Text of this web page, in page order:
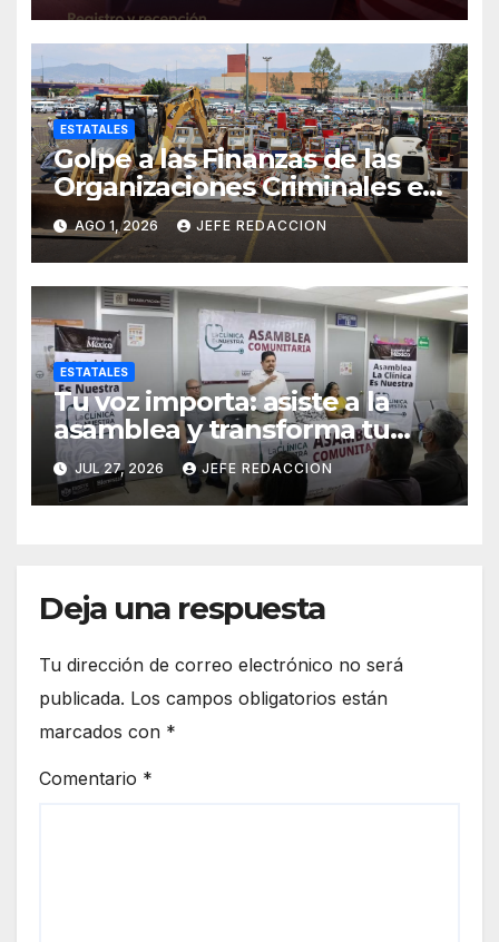
ESTATALES
Golpe a las Finanzas de las
Organizaciones Criminales en
Operativos
Interinstitucionales
AGO 1, 2026 JEFE REDACCION
ESTATALES
Tu voz importa: asiste a la
asamblea y transforma tu
clínica del IMSS-Bienestar
JUL 27, 2026 JEFE REDACCION
Deja una respuesta
Tu dirección de correo electrónico no será
publicada. Los campos obligatorios están
marcados con *
Comentario *